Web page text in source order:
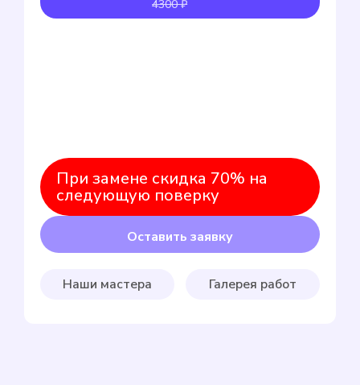
4300 ₽
При замене скидка 70% на
следующую поверку
Оставить заявку
Наши мастера Галерея работ